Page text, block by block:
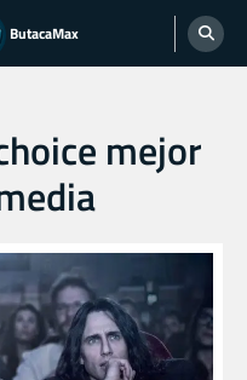
ButacaMax
mejor